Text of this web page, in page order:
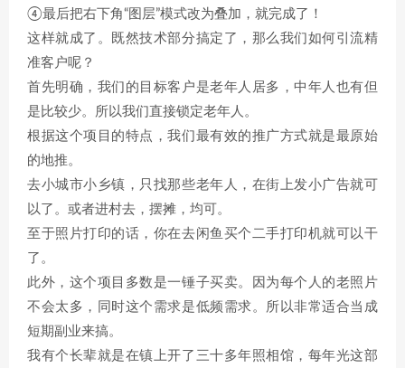
④最后把右下角“图层”模式改为叠加，就完成了！
这样就成了。既然技术部分搞定了，那么我们如何引流精
准客户呢？
首先明确，我们的目标客户是老年人居多，中年人也有但
是比较少。所以我们直接锁定老年人。
根据这个项目的特点，我们最有效的推广方式就是最原始
的地推。
去小城市小乡镇，只找那些老年人，在街上发小广告就可
以了。或者进村去，摆摊，均可。
至于照片打印的话，你在去闲鱼买个二手打印机就可以干
了。
此外，这个项目多数是一锤子买卖。因为每个人的老照片
不会太多，同时这个需求是低频需求。所以非常适合当成
短期副业来搞。
我有个长辈就是在镇上开了三十多年照相馆，每年光这部